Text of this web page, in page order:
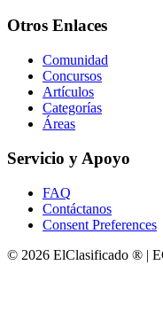
Otros Enlaces
Comunidad
Concursos
Artículos
Categorías
Áreas
Servicio y Apoyo
FAQ
Contáctanos
Consent Preferences
© 2026 ElClasificado ® |